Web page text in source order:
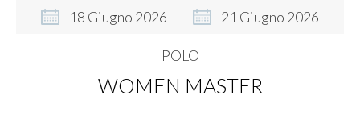
18 Giugno 2026 21 Giugno 2026
WOMEN MASTER
POLO